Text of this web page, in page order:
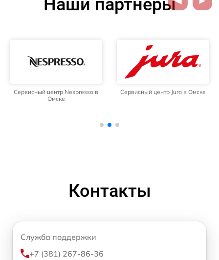
Наши партнёры
Сервисный центр Nespresso в
Омске
Сервисный центр Jura в Омске
Контакты
Служба поддержки
+7 (381) 267-86-36